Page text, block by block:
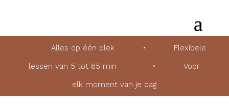
Alles op één plek • Flexibele
lessen van 5 tot 65 min • Voor
elk moment van je dag